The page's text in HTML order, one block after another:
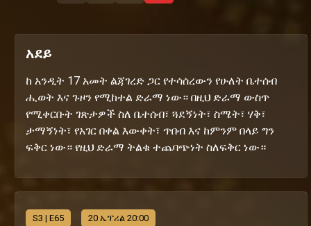
አደይ
ከ አንዲት 17 አመት ልጃገረድ ጋር የተሳሰረውን የሁለት ቤተሰብ
ሒወት እና ጉዞን የሚከተል ድራማ ነው። በዚህ ድራማ ውስጥ
የሚቀርቡት ገጽታዎች ስለ ቤተሰብ፣ ጓደኝነት፣ ስሜት፣ ሃቅ፣
ታማኝነት፣ የአገር በቀል እውቀት፣ ጥበብ እና ከምንም በላይ ግን
ፍቅር ነው። የዚህ ድራማ ትልቁ ተጨባጭነት ስለፍቅር ነው።
S3 | E65 20 ኤፕሪል 20:00